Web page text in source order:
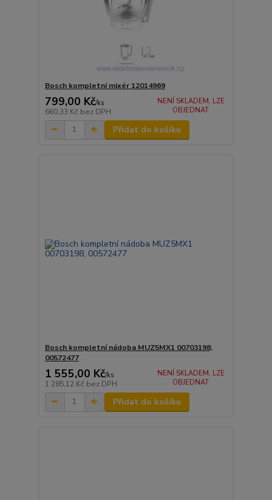
Bosch kompletní mixér 12014969
799,00 Kč/ks
660,33 Kč bez DPH
NENÍ SKLADEM, LZE
OBJEDNAT
Přidat do košíku
Bosch kompletní nádoba MUZ5MX1 00703198,
00572477
1 555,00 Kč/ks
1 285,12 Kč bez DPH
NENÍ SKLADEM, LZE
OBJEDNAT
Přidat do košíku